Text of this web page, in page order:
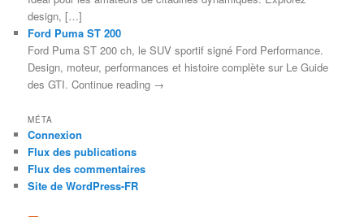
design, […]
Ford Puma ST 200
Ford Puma ST 200 ch, le SUV sportif signé Ford Performance.
Design, moteur, performances et histoire complète sur Le Guide
des GTI. Continue reading →
MÉTA
Connexion
Flux des publications
Flux des commentaires
Site de WordPress-FR